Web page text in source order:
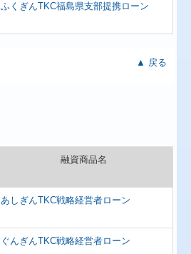
ふくぎんTKC福島県支部提携ローン
▲ 戻る
融資商品名
あしぎんTKC戦略経営者ローン
ぐんぎんTKC戦略経営者ローン